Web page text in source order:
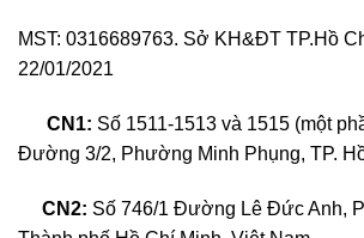
MST: 0316689763. Sở KH&ĐT TP.Hồ
22/01/2021
CN1: Số 1511-1513 và 1515 (một
Đường 3/2, Phường Minh Phụng, TP.
CN2: Số 746/1 Đường Lê Đức Anh,